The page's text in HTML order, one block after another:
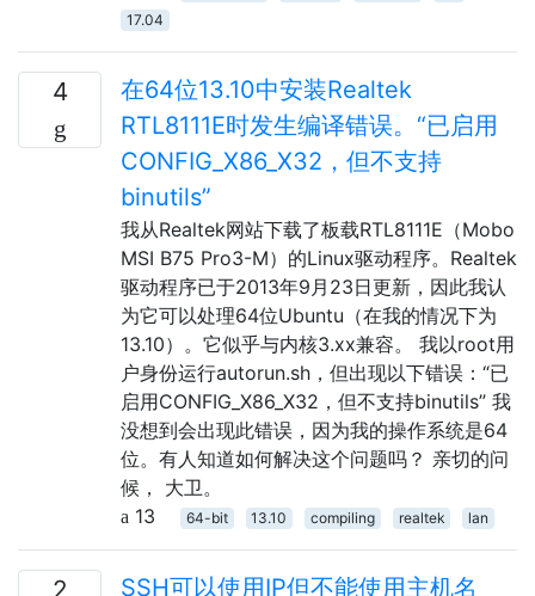
17.04
4
在64位13.10中安装Realtek
RTL8111E时发生编译错误。“已启用
CONFIG_X86_X32，但不支持
binutils”
我从Realtek网站下载了板载RTL8111E（Mobo
MSI B75 Pro3-M）的Linux驱动程序。Realtek
驱动程序已于2013年9月23日更新，因此我认
为它可以处理64位Ubuntu（在我的情况下为
13.10）。它似乎与内核3.xx兼容。 我以root用
户身份运行autorun.sh，但出现以下错误：“已
启用CONFIG_X86_X32，但不支持binutils” 我
没想到会出现此错误，因为我的操作系统是64
位。有人知道如何解决这个问题吗？ 亲切的问
候， 大卫。
13
64-bit 13.10 compiling realtek lan
2 SSH可以使用IP但不能使用主机名